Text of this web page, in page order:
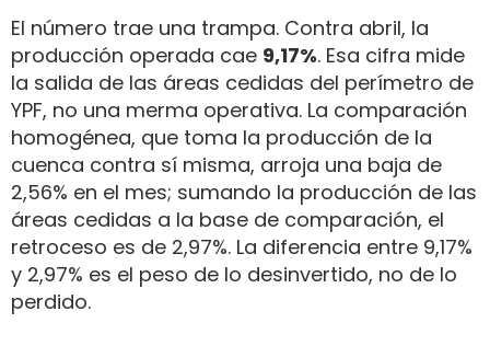
El número trae una trampa. Contra abril, la
producción operada cae 9,17%. Esa cifra mide
la salida de las áreas cedidas del perímetro de
YPF, no una merma operativa. La comparación
homogénea, que toma la producción de la
cuenca contra sí misma, arroja una baja de
2,56% en el mes; sumando la producción de las
áreas cedidas a la base de comparación, el
retroceso es de 2,97%. La diferencia entre 9,17%
y 2,97% es el peso de lo desinvertido, no de lo
perdido.